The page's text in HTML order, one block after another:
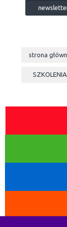
strona
SZKOLENIA